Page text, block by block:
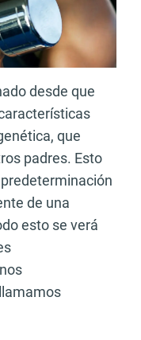
desde que
que
padres. Esto
de una
esto se verá